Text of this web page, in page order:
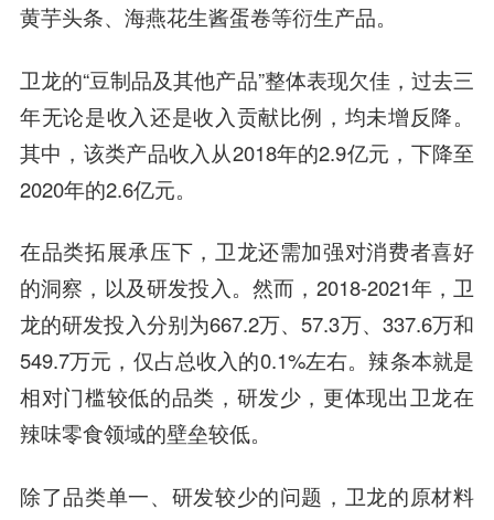
黄芋头条、海燕花生酱蛋卷等衍生产品。
卫龙的“豆制品及其他产品”整体表现欠佳，过去三
年无论是收入还是收入贡献比例，均未增反降。
其中，该类产品收入从2018年的2.9亿元，下降至
2020年的2.6亿元。
在品类拓展承压下，卫龙还需加强对消费者喜好
的洞察，以及研发投入。然而，2018-2021年，卫
龙的研发投入分别为667.2万、57.3万、337.6万和
549.7万元，仅占总收入的0.1%左右。辣条本就是
相对门槛较低的品类，研发少，更体现出卫龙在
辣味零食领域的壁垒较低。
除了品类单一、研发较少的问题，卫龙的原材料